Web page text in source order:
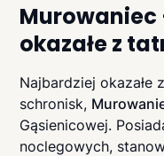
okazałe z
Najbardziej okazałe
schronisk,
Gąsienicowej.
noclegowych,